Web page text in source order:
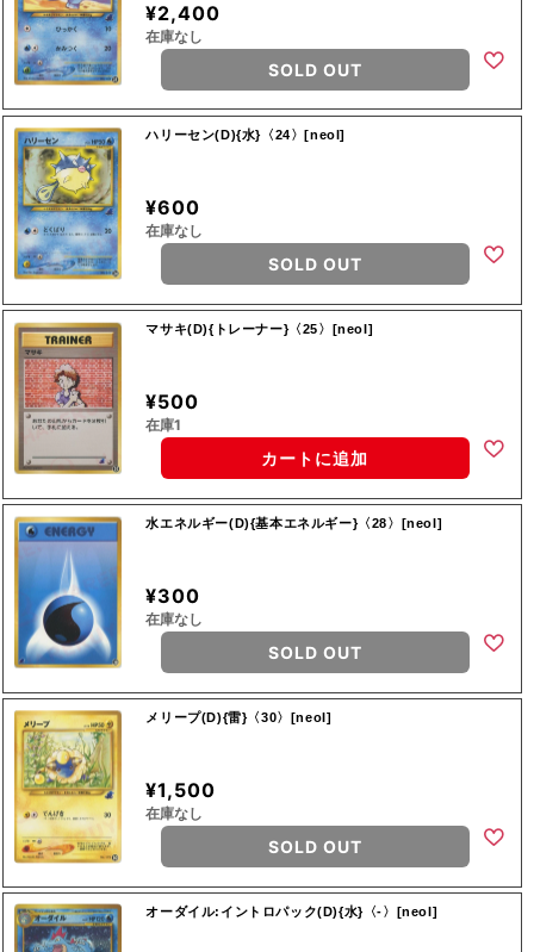
¥2,400
在庫なし
SOLD OUT
ハリーセン(D){水}〈24〉[neoI]
¥600
在庫なし
SOLD OUT
マサキ(D){トレーナー}〈25〉[neoI]
¥500
在庫1
カートに追加
水エネルギー(D){基本エネルギー}〈28〉[neoI]
¥300
在庫なし
SOLD OUT
メリープ(D){雷}〈30〉[neoI]
¥1,500
在庫なし
SOLD OUT
オーダイル:イントロパック(D){水}〈-〉[neoI]